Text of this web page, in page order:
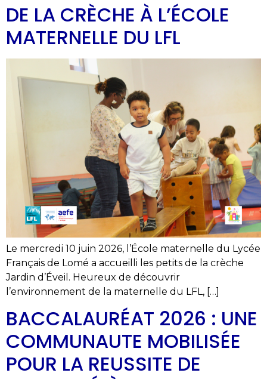
DE LA CRÈCHE À L’ÉCOLE
MATERNELLE DU LFL
Le mercredi 10 juin 2026, l’École maternelle du Lycée
Français de Lomé a accueilli les petits de la crèche
Jardin d’Éveil. Heureux de découvrir
l’environnement de la maternelle du LFL, […]
BACCALAURÉAT 2026 : UNE
COMMUNAUTE MOBILISÉE
POUR LA REUSSITE DE